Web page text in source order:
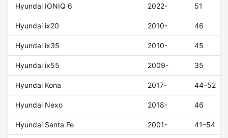
Hyundai IONIQ 6 2022- 51
Hyundai ix20 2010- 46
Hyundai ix35 2010- 45
Hyundai ix55 2009- 35
Hyundai Kona 2017- 44–52
Hyundai Nexo 2018- 46
Hyundai Santa Fe 2001- 41–54